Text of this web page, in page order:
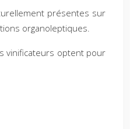
présentes sur
organoleptiques.
vinificateurs optent pour